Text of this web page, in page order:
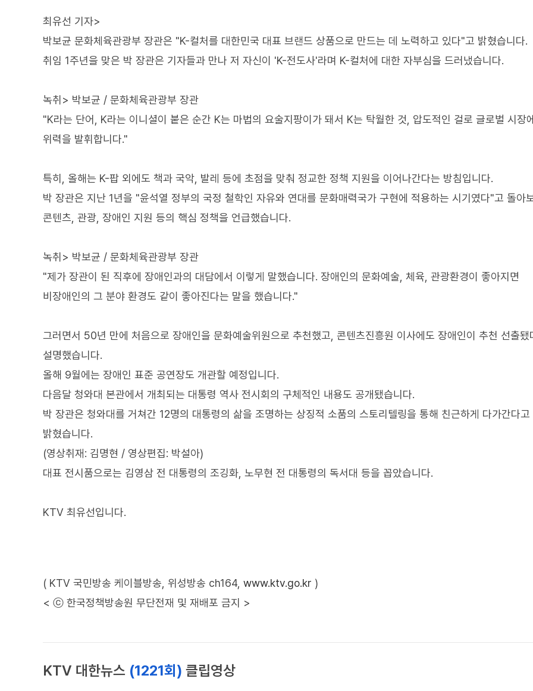
최유선 기자>
박보균 문화체육관광부 장관은 "K-컬처를 대한민국 대표 브랜드 상품으로 만드는 데 노력하고 있다"고 밝혔습니다.
취임 1주년을 맞은 박 장관은 기자들과 만나 저 자신이 'K-전도사'라며 K-컬처에 대한 자부심을 드러냈습니다.
녹취> 박보균 / 문화체육관광부 장관
"K라는 단어, K라는 이니셜이 붙은 순간 K는 마법의 요술지팡이가 돼서 K는 탁월한 것, 압도적인 걸로 글로벌 시장
위력을 발휘합니다."
특히, 올해는 K-팝 외에도 책과 국악, 발레 등에 초점을 맞춰 정교한 정책 지원을 이어나간다는 방침입니다.
박 장관은 지난 1년을 "윤석열 정부의 국정 철학인 자유와 연대를 문화매력국가 구현에 적용하는 시기였다"고 돌아
콘텐츠, 관광, 장애인 지원 등의 핵심 정책을 언급했습니다.
녹취> 박보균 / 문화체육관광부 장관
"제가 장관이 된 직후에 장애인과의 대담에서 이렇게 말했습니다. 장애인의 문화예술, 체육, 관광환경이 좋아지면
비장애인의 그 분야 환경도 같이 좋아진다는 말을 했습니다."
그러면서 50년 만에 처음으로 장애인을 문화예술위원으로 추천했고, 콘텐츠진흥원 이사에도 장애인이 추천 선출됐
설명했습니다.
올해 9월에는 장애인 표준 공연장도 개관할 예정입니다.
다음달 청와대 본관에서 개최되는 대통령 역사 전시회의 구체적인 내용도 공개됐습니다.
박 장관은 청와대를 거쳐간 12명의 대통령의 삶을 조명하는 상징적 소품의 스토리텔링을 통해 친근하게 다가간다고
밝혔습니다.
(영상취재: 김명현 / 영상편집: 박설아)
대표 전시품으로는 김영삼 전 대통령의 조깅화, 노무현 전 대통령의 독서대 등을 꼽았습니다.
KTV 최유선입니다.
( KTV 국민방송 케이블방송, 위성방송 ch164, www.ktv.go.kr )
< ⓒ 한국정책방송원 무단전재 및 재배포 금지 >
KTV 대한뉴스 (1221회) 클립영상